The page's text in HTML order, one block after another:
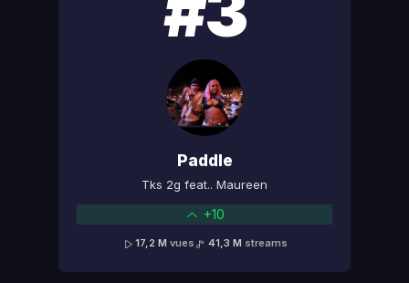
Paddle
Tks 2g feat.. Maureen
+10
17,2 M vues 41,3 M streams